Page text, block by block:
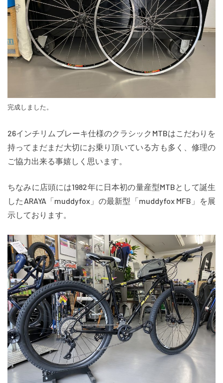
完成しました。
26インチリムブレーキ仕様のクラシックMTBはこだわりを
持ってまだまだ大切にお乗り頂いている方も多く、修理の
ご協力出来る事嬉しく思います。
ちなみに店頭には1982年に日本初の量産型MTBとして誕生
したARAYA「muddyfox」の最新型「muddyfox MFB」を展
示しております。